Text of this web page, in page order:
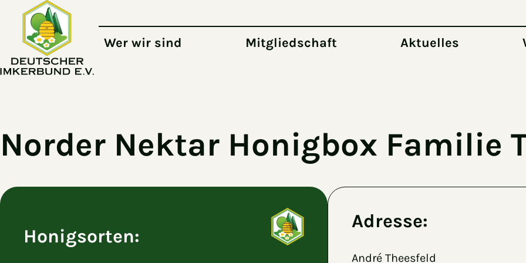
Zum Hauptinhalt springen
Wer wir sind Mitgliedschaft Aktuelles
Norder Nektar Honigbox Familie
Honigsorten:
Adresse:
André Theesfeld